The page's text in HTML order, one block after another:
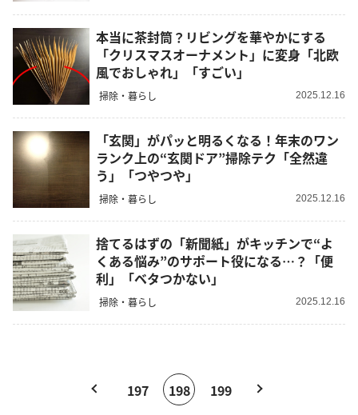
本当に茶封筒？リビングを華やかにする
「クリスマスオーナメント」に変身「北欧
風でおしゃれ」「すごい」
掃除・暮らし 2025.12.16
「玄関」がパッと明るくなる！年末のワン
ランク上の“玄関ドア”掃除テク「全然違
う」「つやつや」
掃除・暮らし 2025.12.16
捨てるはずの「新聞紙」がキッチンで“よ
くある悩み”のサポート役になる…？「便
利」「ベタつかない」
掃除・暮らし 2025.12.16
197 198 199